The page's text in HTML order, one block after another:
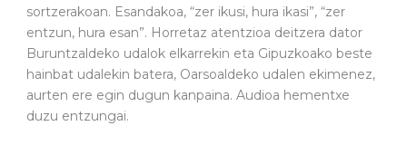
sortzerakoan. Esandakoa, “zer ikusi, hura ikasi”, “zer
entzun, hura esan”. Horretaz atentzioa deitzera dator
Buruntzaldeko udalok elkarrekin eta Gipuzkoako beste
hainbat udalekin batera, Oarsoaldeko udalen ekimenez,
aurten ere egin dugun kanpaina. Audioa hementxe
duzu entzungai.